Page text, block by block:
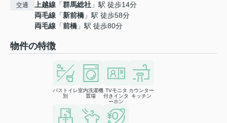
交通 上越線 「群馬総社 」駅 徒歩14分
両毛線 「新前橋 」駅 徒歩58分
両毛線 「前橋 」駅 徒歩80分
物件の特徴
バストイレ
別
室内洗濯機
置場
TVモニタ
付きインタ
ーホン
カウンター
キッチン